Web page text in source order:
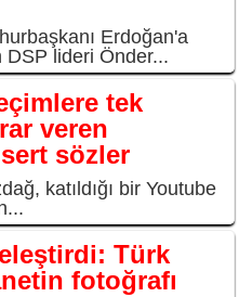
Erdoğan'a
lideri Önder...
tek
veren
sözler
katıldığı bir Youtube
Türk
fotoğrafı